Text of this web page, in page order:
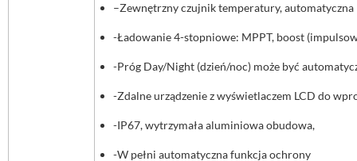
–Zewnętrzny czujnik temperatury,
-Ładowanie 4-stopniowe: MPPT, boost
-Próg Day/Night (dzień/noc) może być
-Zdalne urządzenie z wyświetlaczem LCD do
-IP67, wytrzymała aluminiowa obudowa,
-W pełni automatyczna funkcja ochrony